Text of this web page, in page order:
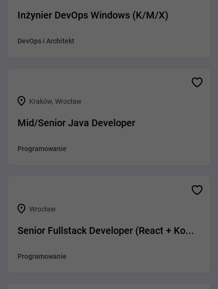
Inżynier DevOps Windows (K/M/X)
DevOps i Architekt
Kraków, Wrocław
Mid/Senior Java Developer
Programowanie
Wrocław
Senior Fullstack Developer (React + Ko...
Programowanie